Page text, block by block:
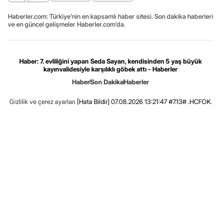
Haberler.com: Türkiye’nin en kapsamlı haber sitesi. Son dakika haberleri
ve en güncel gelişmeler Haberler.com’da.
Haber: 7. evliliğini yapan Seda Sayan, kendisinden 5 yaş büyük
kayınvalidesiyle karşılıklı göbek attı - Haberler
HaberSon DakikaHaberler
Gizlilik ve çerez ayarları [Hata Bildir] 07.08.2026 13:21:47 #7.13# .HCFOK.